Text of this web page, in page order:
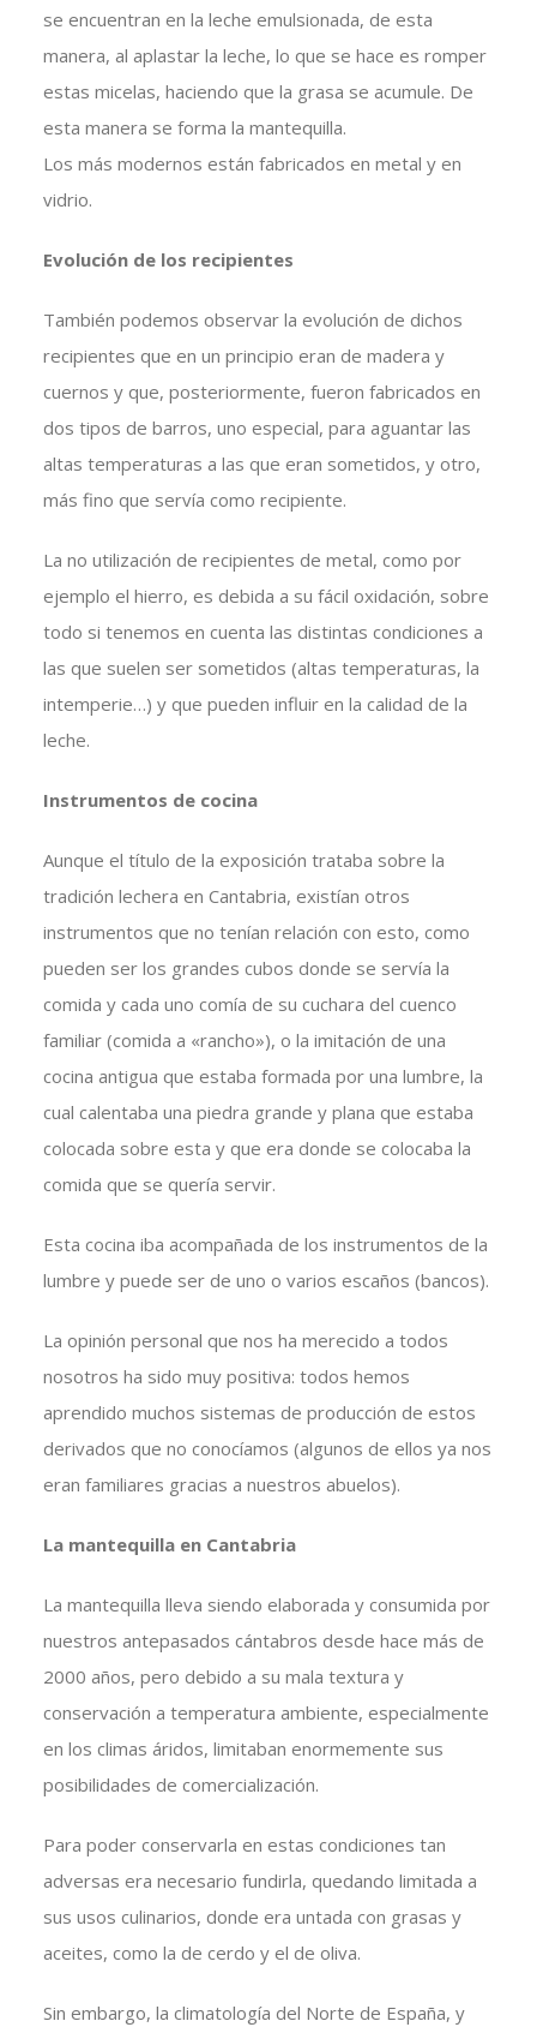
se encuentran en la leche emulsionada, de esta
manera, al aplastar la leche, lo que se hace es romper
estas micelas, haciendo que la grasa se acumule. De
esta manera se forma la mantequilla.
Los más modernos están fabricados en metal y en
vidrio.
Evolución de los recipientes
También podemos observar la evolución de dichos
recipientes que en un principio eran de madera y
cuernos y que, posteriormente, fueron fabricados en
dos tipos de barros, uno especial, para aguantar las
altas temperaturas a las que eran sometidos, y otro,
más fino que servía como recipiente.
La no utilización de recipientes de metal, como por
ejemplo el hierro, es debida a su fácil oxidación, sobre
todo si tenemos en cuenta las distintas condiciones a
las que suelen ser sometidos (altas temperaturas, la
intemperie…) y que pueden influir en la calidad de la
leche.
Instrumentos de cocina
Aunque el título de la exposición trataba sobre la
tradición lechera en Cantabria, existían otros
instrumentos que no tenían relación con esto, como
pueden ser los grandes cubos donde se servía la
comida y cada uno comía de su cuchara del cuenco
familiar (comida a «rancho»), o la imitación de una
cocina antigua que estaba formada por una lumbre, la
cual calentaba una piedra grande y plana que estaba
colocada sobre esta y que era donde se colocaba la
comida que se quería servir.
Esta cocina iba acompañada de los instrumentos de la
lumbre y puede ser de uno o varios escaños (bancos).
La opinión personal que nos ha merecido a todos
nosotros ha sido muy positiva: todos hemos
aprendido muchos sistemas de producción de estos
derivados que no conocíamos (algunos de ellos ya nos
eran familiares gracias a nuestros abuelos).
La mantequilla en Cantabria
La mantequilla lleva siendo elaborada y consumida por
nuestros antepasados cántabros desde hace más de
2000 años, pero debido a su mala textura y
conservación a temperatura ambiente, especialmente
en los climas áridos, limitaban enormemente sus
posibilidades de comercialización.
Para poder conservarla en estas condiciones tan
adversas era necesario fundirla, quedando limitada a
sus usos culinarios, donde era untada con grasas y
aceites, como la de cerdo y el de oliva.
Sin embargo, la climatología del Norte de España, y